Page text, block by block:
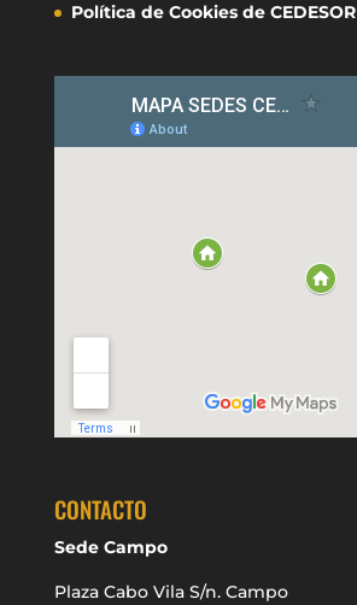
Política de Cookies de CEDESOR
CONTACTO
Sede Campo
Plaza Cabo Vila S/n. Campo